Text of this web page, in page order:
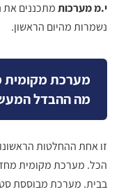
י.מ מערכותמתכננים את
נשמרות מהיום הראשון.
מערכת מקומית
מה ההבדל
זו אחת ההחלטות
הכל. מערכת מקומית
בבית. מערכת מבוססת